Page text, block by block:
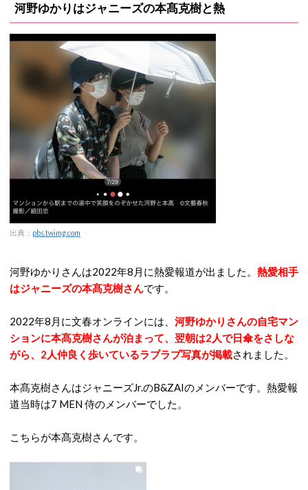
河野ゆかりはジャニーズの本髙克樹と熱
出典： pbs.twimg.com
河野ゆかりさんは2022年8月に熱愛報道が出ました。 熱愛相手
はジャニーズの本髙克樹さんです。
2022年8月に文春オンラインには、 河野ゆかりさんの自宅マン
ションに本髙克樹さんが泊まって、翌朝は2人で日傘をさしな
がら、2人仲良く歩いているラブラブ写真が掲載されました。
本髙克樹さんはジャニーズJr.のB&ZAIのメンバーです。熱愛報
道当時は7 MEN 侍のメンバーでした。
こちらが本髙克樹さんです。